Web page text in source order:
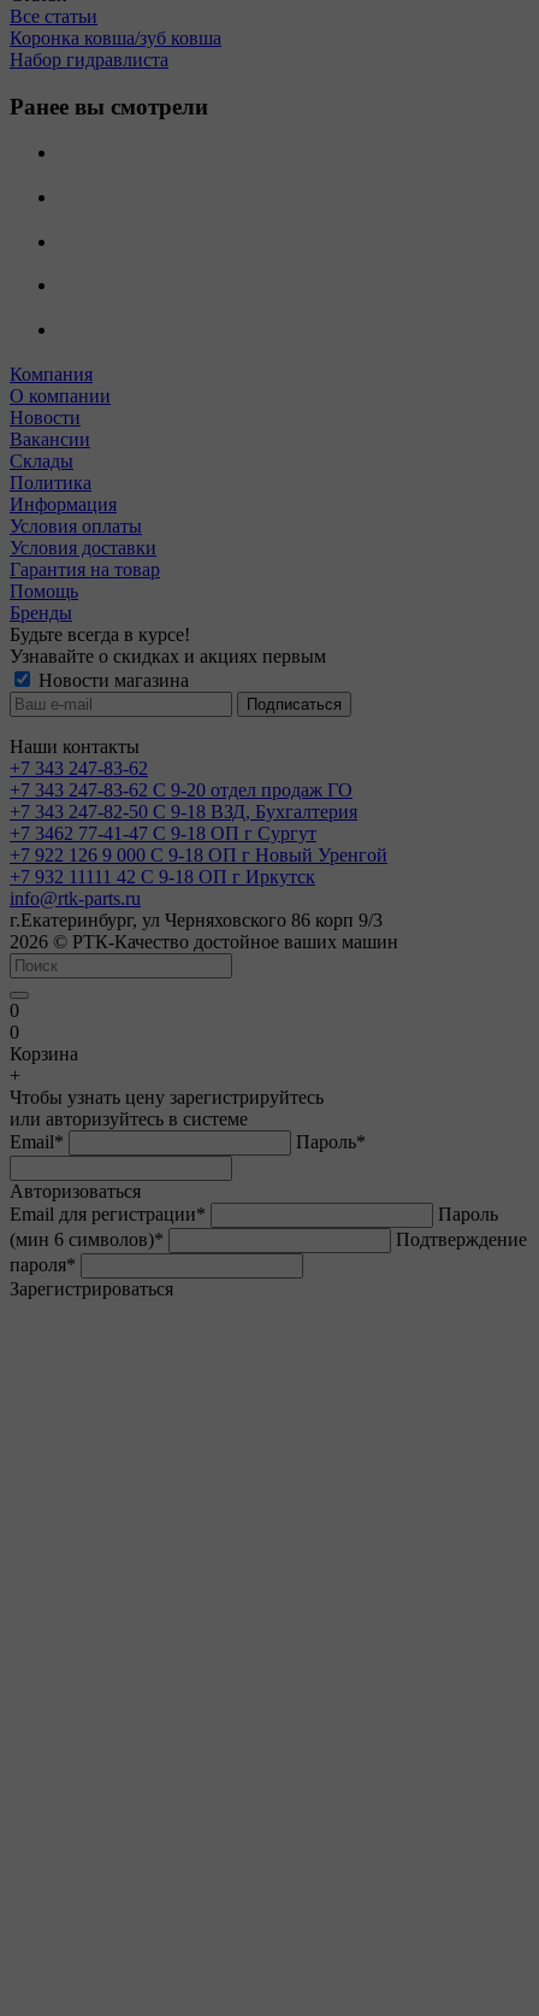
Все статьи
Коронка ковша/зуб ковша
Набор гидравлиста
Ранее вы смотрели
Компания
О компании
Новости
Вакансии
Склады
Политика
Информация
Условия оплаты
Условия доставки
Гарантия на товар
Помощь
Бренды
Будьте всегда в курсе!
Узнавайте о скидках и акциях первым
Новости магазина
Наши контакты
+7 343 247-83-62
+7 343 247-83-62 С 9-20 отдел продаж ГО
+7 343 247-82-50 С 9-18 ВЗД, Бухгалтерия
+7 3462 77-41-47 С 9-18 ОП г Сургут
+7 922 126 9 000 С 9-18 ОП г Новый Уренгой
+7 932 11111 42 С 9-18 ОП г Иркутск
info@rtk-parts.ru
г.Екатеринбург, ул Черняховского 86 корп 9/3
2026 © РТК-Качество достойное ваших машин
0
0
Корзина
+
Чтобы узнать цену зарегистрируйтесь
или авторизуйтесь в системе
Email* Пароль*
Авторизоваться
Email для регистрации*
Пароль
(мин 6 символов)*
Подтверждение
пароля*
Зарегистрироваться